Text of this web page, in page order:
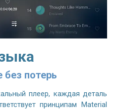
без потерь
плеер, каждая деталь
принципам Material